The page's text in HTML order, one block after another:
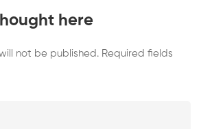
here
not be published. Required fields